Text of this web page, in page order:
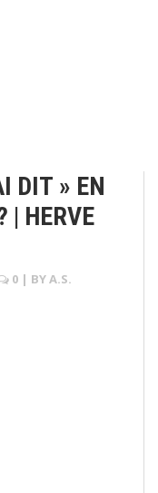
DIT » EN
| HERVE
0 | BYA.S.